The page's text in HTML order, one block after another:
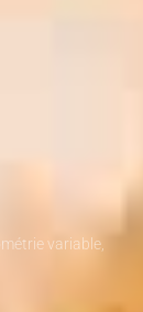
variable,